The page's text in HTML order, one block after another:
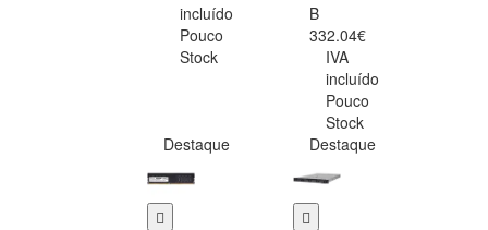
incluído
Pouco
Stock
B
332.04€
IVA
incluído
Pouco
Stock
Destaque
Destaque